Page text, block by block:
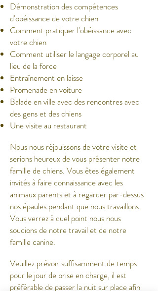
Démonstration des compétences
d'obéissance de votre chien
Comment pratiquer l'obéissance avec
votre chien
Comment utiliser le langage corporel au
lieu de la force
Entraînement en laisse
Promenade en voiture
Balade en ville avec des rencontres avec
des gens et des chiens
Une visite au restaurant
Nous nous réjouissons de votre visite et
serions heureux de vous présenter notre
famille de chiens. Vous êtes également
invités à faire connaissance avec les
animaux parents et à regarder par-dessus
nos épaules pendant que nous travaillons.
Vous verrez à quel point nous nous
soucions de notre travail et de notre
famille canine.
Veuillez prévoir suffisamment de temps
pour le jour de prise en charge, il est
préférable de passer la nuit sur place afin